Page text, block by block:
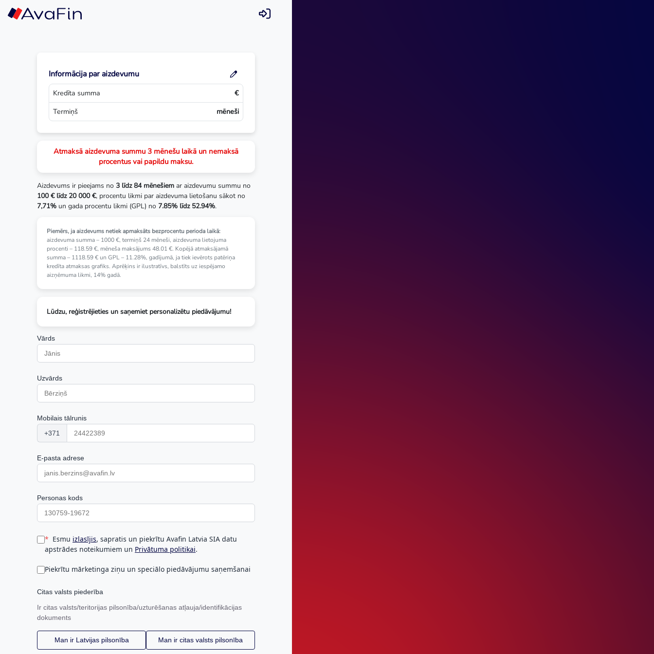
content
Informācija par aizdevumu
Kredīta summa
€
Termiņš
mēneši
Atmaksā aizdevuma summu 3 mēnešu laikā un nemaksā
procentus vai papildu maksu.
Aizdevums ir pieejams no 3 līdz 84 mēnešiem ar aizdevumu summu no
100 € līdz 20 000 €, procentu likmi par aizdevuma lietošanu sākot no
7,71% un gada procentu likmi (GPL) no 7.85% līdz 52.94%.
Piemērs, ja aizdevums netiek apmaksāts bezprocentu perioda laikā:
aizdevuma summa – 1000 €, termiņš 24 mēneši, aizdevuma lietojuma
procenti – 118.59 €, mēneša maksājums 48.01 €. Kopējā atmaksājamā
summa – 1118.59 € un GPL – 11.28%, gadījumā, ja tiek ievērots patēriņa
kredīta atmaksas grafiks. Aprēķins ir ilustratīvs, balstīts uz iespējamo
aizņēmuma likmi, 14% gadā.
Lūdzu, reģistrējieties un saņemiet personalizētu piedāvājumu!
Vārds
Uzvārds
Mobilais tālrunis
+371
E-pasta adrese
Personas kods
Esmu izlasījis, sapratis un piekrītu Avafin Latvia SIA datu
apstrādes noteikumiem un Privātuma politikai.
Piekrītu mārketinga ziņu un speciālo piedāvājumu saņemšanai
Citas valsts piederība
Ir citas valsts/teritorijas pilsonība/uzturēšanas atļauja/identifikācijas
dokuments
Man ir Latvijas pilsonība Man ir citas valsts pilsonība